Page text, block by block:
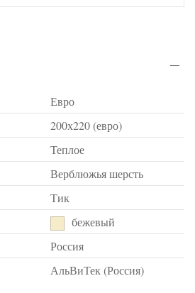
Евро
200х220 (евро)
Теплое
Верблюжья шерсть
Тик
бежевый
Россия
АльВиТек (Россия)